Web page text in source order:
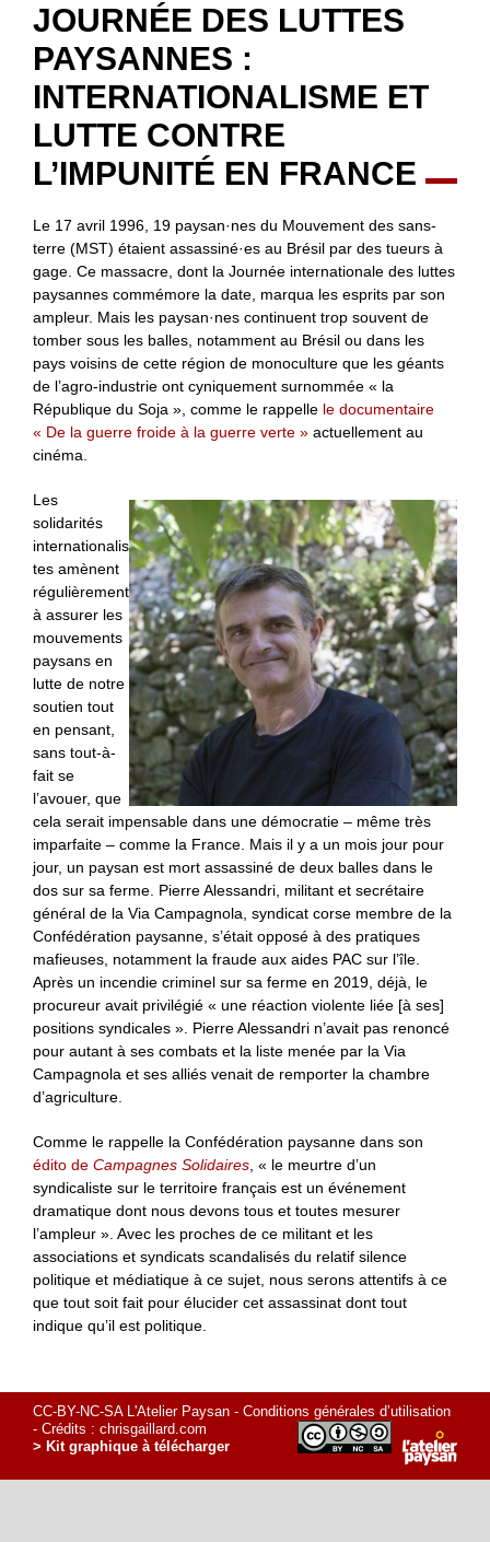
JOURNÉE DES LUTTES
PAYSANNES :
INTERNATIONALISME ET
LUTTE CONTRE
L’IMPUNITÉ EN FRANCE
Le 17 avril 1996, 19 paysan·nes du Mouvement des sans-
terre (MST) étaient assassiné·es au Brésil par des tueurs à
gage. Ce massacre, dont la Journée internationale des luttes
paysannes commémore la date, marqua les esprits par son
ampleur. Mais les paysan·nes continuent trop souvent de
tomber sous les balles, notamment au Brésil ou dans les
pays voisins de cette région de monoculture que les géants
de l’agro-industrie ont cyniquement surnommée « la
République du Soja », comme le rappelle le documentaire
« De la guerre froide à la guerre verte » actuellement au
cinéma.
Les
solidarités
internationalis
tes amènent
régulièrement
à assurer les
mouvements
paysans en
lutte de notre
soutien tout
en pensant,
sans tout-à-
fait se
l’avouer, que
cela serait impensable dans une démocratie – même très
imparfaite – comme la France. Mais il y a un mois jour pour
jour, un paysan est mort assassiné de deux balles dans le
dos sur sa ferme. Pierre Alessandri, militant et secrétaire
général de la Via Campagnola, syndicat corse membre de la
Confédération paysanne, s’était opposé à des pratiques
mafieuses, notamment la fraude aux aides PAC sur l’île.
Après un incendie criminel sur sa ferme en 2019, déjà, le
procureur avait privilégié « une réaction violente liée [à ses]
positions syndicales ». Pierre Alessandri n’avait pas renoncé
pour autant à ses combats et la liste menée par la Via
Campagnola et ses alliés venait de remporter la chambre
d’agriculture.
Comme le rappelle la Confédération paysanne dans son
édito de Campagnes Solidaires , « le meurtre d’un
syndicaliste sur le territoire français est un événement
dramatique dont nous devons tous et toutes mesurer
l’ampleur ». Avec les proches de ce militant et les
associations et syndicats scandalisés du relatif silence
politique et médiatique à ce sujet, nous serons attentifs à ce
que tout soit fait pour élucider cet assassinat dont tout
indique qu’il est politique.
CC-BY-NC-SA L'Atelier Paysan - Conditions générales d’utilisation
- Crédits : chrisgaillard.com
> Kit graphique à télécharger